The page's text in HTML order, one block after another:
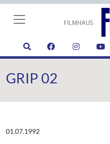
GRIP 02
01.07.1992